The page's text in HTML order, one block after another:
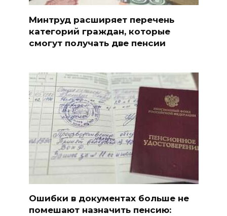
Минтруд расширяет перечень
категорий граждан, которые
смогут получать две пенсии
Ошибки в документах больше не
помешают назначить пенсию: